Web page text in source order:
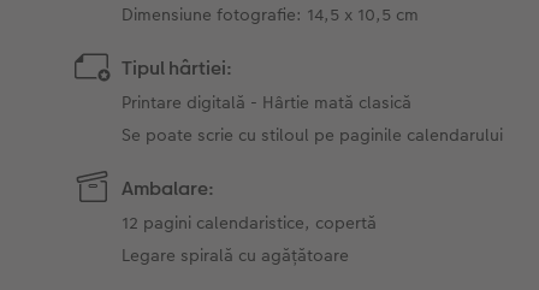
Dimensiune fotografie: 14,5 x 10,5 cm
Tipul hârtiei:
Printare digitală - Hârtie mată clasică
Se poate scrie cu stiloul pe paginile calendarului
Ambalare:
12 pagini calendaristice, copertă
Legare spirală cu agățătoare